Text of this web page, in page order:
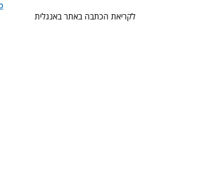
לקריאת הכתבה באתר באנגלית